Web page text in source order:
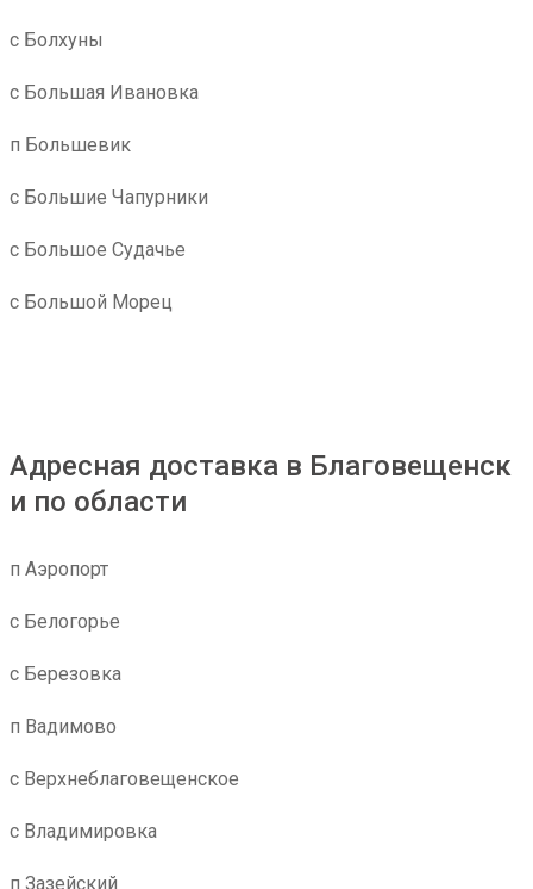
с Болхуны
с Большая Ивановка
п Большевик
с Большие Чапурники
с Большое Судачье
с Большой Морец
Адресная доставка в Благовещенск
и по области
п Аэропорт
с Белогорье
с Березовка
п Вадимово
с Верхнеблаговещенское
с Владимировка
п Зазейский